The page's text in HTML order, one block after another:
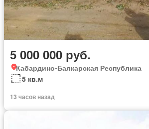
5 000 000 руб.
Кабардино-Балкарская Республика
5 кв.м
13 часов назад